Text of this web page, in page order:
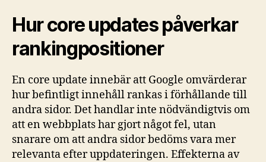
Hur core updates påverkar
rankingpositioner
En core update innebär att Google omvärderar
hur befintligt innehåll rankas i förhållande till
andra sidor. Det handlar inte nödvändigtvis om
att en webbplats har gjort något fel, utan
snarare om att andra sidor bedöms vara mer
relevanta efter uppdateringen. Effekterna av